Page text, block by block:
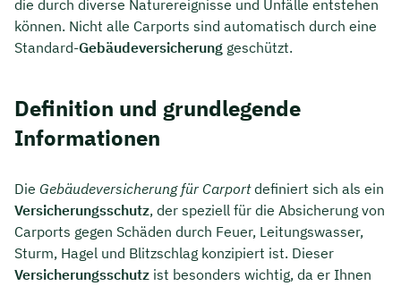
die durch diverse Naturereignisse und Unfälle entstehen
können. Nicht alle Carports sind automatisch durch eine
Standard-Gebäudeversicherung geschützt.
Definition und grundlegende
Informationen
Die Gebäudeversicherung für Carportdefiniert sich als ein
Versicherungsschutz, der speziell für die Absicherung von
Carports gegen Schäden durch Feuer, Leitungswasser,
Sturm, Hagel und Blitzschlag konzipiert ist. Dieser
Versicherungsschutz ist besonders wichtig, da er Ihnen